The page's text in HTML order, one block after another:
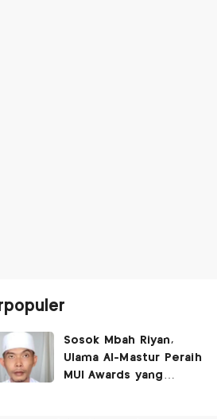
Sosok Mbah Riyan,
Ulama Al-Mastur Peraih
MUI Awards yang